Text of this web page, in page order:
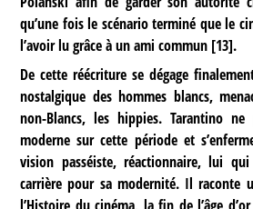
qu’une fois le scénario terminé que le
l’avoir lu grâce à un ami commun [13].
De cette réécriture se dégage
nostalgique des hommes blancs,
non-Blancs, les hippies. Tarantino
moderne sur cette période et
vision passéiste, réactionnaire, lui
carrière pour sa modernité. Il raconte